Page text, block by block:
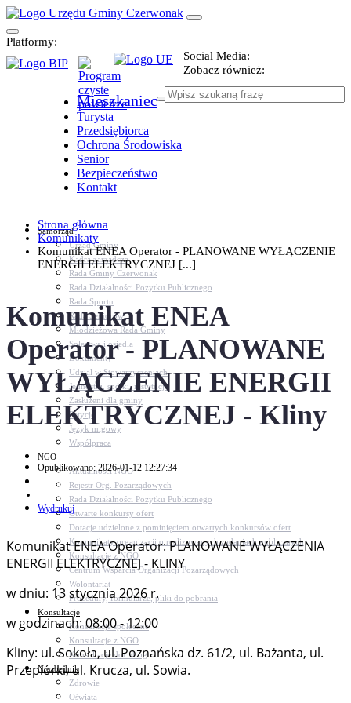
Platformy:
Social Media:
Zobacz również:
Mieszkaniec
Turysta
Przedsiębiorca
Ochrona Środowiska
Senior
Bezpieczeństwo
Kontakt
Samorząd
Urząd Gminy
Kadra zarządcza
Rada Gminy Czerwonak
Rada Działalności Pożytku Publicznego
Rada Sportu
Rada Seniorów
Młodzieżowa Rada Gminy
Sołectwa i osiedla
Dokumenty
Udział w Stowarzyszeniach
Jednostki, spółki, instytucje
Zasłużeni dla gminy
Petycje
Język migowy
Współpraca
NGO
Aktualności NGO
Rejestr Org. Pozarządowych
Rada Działalności Pożytku Publicznego
Otwarte konkursy ofert
Dotacje udzielone z pominięciem otwartych konkursów ofert
Komunikaty organizacji o realizowanych zadaniach publicznych
Konsultacje z NGO
Centrum Wsparcia Organizacji Pozarządowych
Wolontariat
Procedury, formularze, pliki do pobrania
Konsultacje
Konsultacje społeczne
Konsultacje z NGO
Konsultacje dot. dróg
Niezbędnik
Zdrowie
Oświata
Strona główna
Komunikaty
Komunikat ENEA Operator - PLANOWANE WYŁĄCZENIE
ENERGII ELEKTRYCZNEJ [...]
Komunikat ENEA
Operator - PLANOWANE
WYŁĄCZENIE ENERGII
ELEKTRYCZNEJ - Kliny
Opublikowano: 2026-01-12 12:27:34
Wydrukuj
Komunikat ENEA Operator: PLANOWANE WYŁĄCZENIA
ENERGII ELEKTRYCZNEJ - KLINY
w dniu: 13 stycznia 2026 r.
w godzinach: 08:00 - 12:00
Kliny: ul. Sokoła, ul. Poznańska dz. 61/2, ul. Bażanta, ul.
Przepiórki, ul. Krucza, ul. Sowia.